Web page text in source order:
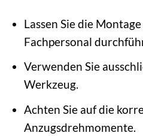
Lassen Sie die
Fachpersonal
Verwenden Sie
Werkzeug.
Achten Sie auf die
Anzugsdrehmomente.